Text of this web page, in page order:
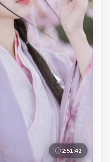
2:51:42